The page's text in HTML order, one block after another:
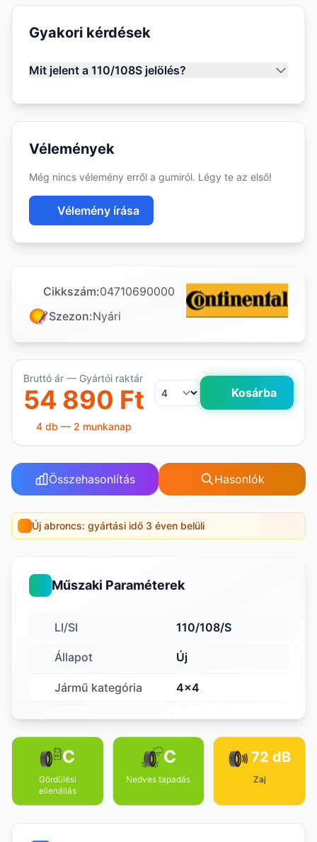
Gyakori kérdések
Mit jelent a 110/108S jelölés?
Vélemények
Még nincs vélemény erről a gumiról. Légy te az első!
Vélemény írása
Cikkszám:04710690000
Szezon:Nyári
Bruttó ár — Gyártói raktár
54 890 Ft Kosárba
4 db — 2 munkanap
Összehasonlítás Hasonlók
Új abroncs: gyártási idő 3 éven belüli
Műszaki Paraméterek
LI/SI 110/108/S
Állapot Új
Jármű kategória 4x4
C
Gördülési
ellenállás
C
Nedves tapadás
72 dB
Zaj